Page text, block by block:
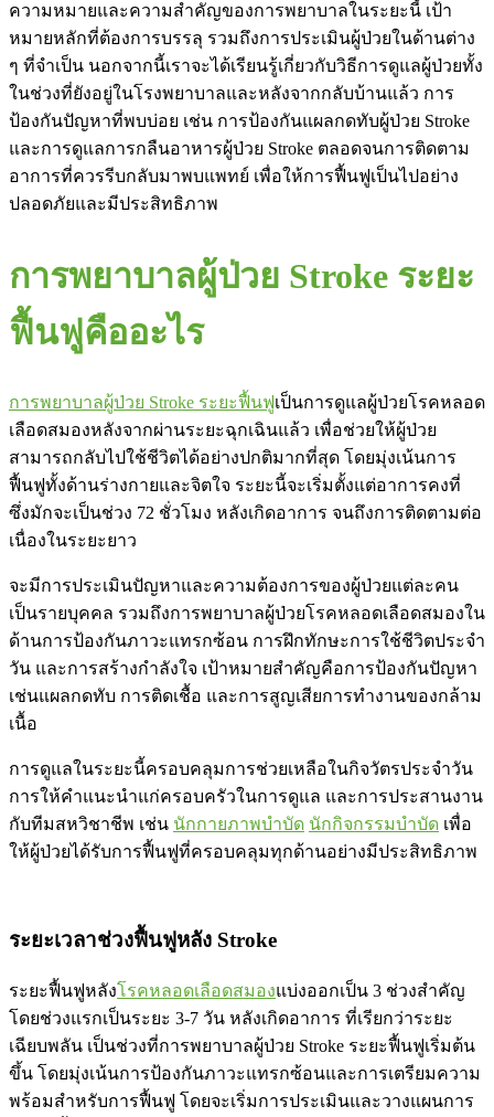
ความหมายและความสำคัญของการพยาบาลในระยะนี้ เป้า
หมายหลักที่ต้องการบรรลุ รวมถึงการประเมินผู้ป่วยในด้านต่าง
ๆ ที่จำเป็น นอกจากนี้เราจะได้เรียนรู้เกี่ยวกับวิธีการดูแลผู้ป่วยทั้ง
ในช่วงที่ยังอยู่ในโรงพยาบาลและหลังจากกลับบ้านแล้ว การ
ป้องกันปัญหาที่พบบ่อย เช่น การป้องกันแผลกดทับผู้ป่วย Stroke
และการดูแลการกลืนอาหารผู้ป่วย Stroke ตลอดจนการติดตาม
อาการที่ควรรีบกลับมาพบแพทย์ เพื่อให้การฟื้นฟูเป็นไปอย่าง
ปลอดภัยและมีประสิทธิภาพ
การพยาบาลผู้ป่วย Stroke ระยะ
ฟื้นฟูคืออะไร
การพยาบาลผู้ป่วย Stroke ระยะฟื้นฟูเป็นการดูแลผู้ป่วยโรคหลอด
เลือดสมองหลังจากผ่านระยะฉุกเฉินแล้ว เพื่อช่วยให้ผู้ป่วย
สามารถกลับไปใช้ชีวิตได้อย่างปกติมากที่สุด โดยมุ่งเน้นการ
ฟื้นฟูทั้งด้านร่างกายและจิตใจ ระยะนี้จะเริ่มตั้งแต่อาการคงที่
ซึ่งมักจะเป็นช่วง 72 ชั่วโมง หลังเกิดอาการ จนถึงการติดตามต่อ
เนื่องในระยะยาว
จะมีการประเมินปัญหาและความต้องการของผู้ป่วยแต่ละคน
เป็นรายบุคคล รวมถึงการพยาบาลผู้ป่วยโรคหลอดเลือดสมองใน
ด้านการป้องกันภาวะแทรกซ้อน การฝึกทักษะการใช้ชีวิตประจำ
วัน และการสร้างกำลังใจ เป้าหมายสำคัญคือการป้องกันปัญหา
เช่นแผลกดทับ การติดเชื้อ และการสูญเสียการทำงานของกล้าม
เนื้อ
การดูแลในระยะนี้ครอบคลุมการช่วยเหลือในกิจวัตรประจำวัน
การให้คำแนะนำแก่ครอบครัวในการดูแล และการประสานงาน
กับทีมสหวิชาชีพ เช่น นักกายภาพบำบัด นักกิจกรรมบำบัด เพื่อ
ให้ผู้ป่วยได้รับการฟื้นฟูที่ครอบคลุมทุกด้านอย่างมีประสิทธิภาพ
ระยะเวลาช่วงฟื้นฟูหลัง Stroke
ระยะฟื้นฟูหลังโรคหลอดเลือดสมองแบ่งออกเป็น 3 ช่วงสำคัญ
โดยช่วงแรกเป็นระยะ 3-7 วัน หลังเกิดอาการ ที่เรียกว่าระยะ
เฉียบพลัน เป็นช่วงที่การพยาบาลผู้ป่วย Stroke ระยะฟื้นฟูเริ่มต้น
ขึ้น โดยมุ่งเน้นการป้องกันภาวะแทรกซ้อนและการเตรียมความ
พร้อมสำหรับการฟื้นฟู โดยจะเริ่มการประเมินและวางแผนการ